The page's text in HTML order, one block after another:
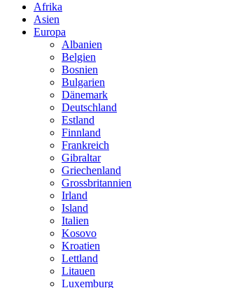
Afrika
Asien
Europa
Albanien
Belgien
Bosnien
Bulgarien
Dänemark
Deutschland
Estland
Finnland
Frankreich
Gibraltar
Griechenland
Grossbritannien
Irland
Island
Italien
Kosovo
Kroatien
Lettland
Litauen
Luxemburg